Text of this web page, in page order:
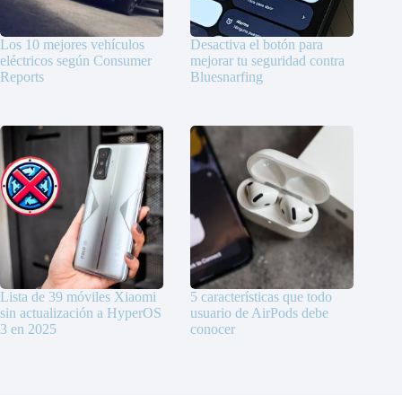
Los 10 mejores vehículos
eléctricos según Consumer
Reports
Desactiva el botón para
mejorar tu seguridad contra
Bluesnarfing
Lista de 39 móviles Xiaomi
sin actualización a HyperOS
3 en 2025
5 características que todo
usuario de AirPods debe
conocer